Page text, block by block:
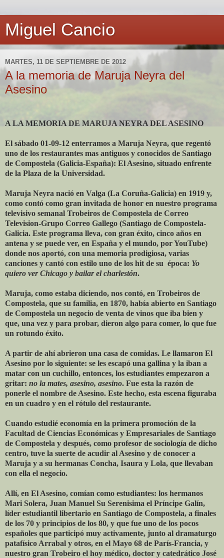
Miguel Cancio
MARTES, 11 DE SEPTIEMBRE DE 2012
A la memoria de Maruja Neyra del
Asesino
A LA MEMORIA DE MARUJA NEYRA DEL ASESINO
El sábado 01-09-12 enterramos a Maruja Neyra, que regentó
uno de los restaurantes mas antiguos y conocidos de Santiago
de Compostela (Galicia-España): El Asesino, situado enfrente
de la Plaza de la Universidad.
Maruja Neyra nació en Valga (La Coruña-Galicia) en 1919 y,
como contó como gran invitada de honor en nuestro programa
televisivo semanal Trobeiros de Compostela de Correo
Television-Grupo Correo Gallego (Santiago de Compostela-
Galicia. Este programa lleva, con gran éxito, cinco años en
antena y se puede ver, en España y el mundo, por YouTube)
donde nos aportó, con una memoria prodigiosa, varias
canciones y cantó con estilo uno de los hit de su época: Yo
quiero ver Chicago y bailar el charlestón.
Maruja, como estaba diciendo, nos contó, en Trobeiros de
Compostela, que su familia, en 1870, había abierto en Santiago
de Compostela un negocio de venta de vinos que iba bien y
que, una vez y para probar, dieron algo para comer, lo que fue
un rotundo éxito.
A partir de ahí abrieron una casa de comidas. Le llamaron El
Asesino por lo siguiente: se les escapó una gallina y la iban a
matar con un cuchillo, entonces, los estudiantes empezaron a
gritar: no la mates, asesino, asesino. Fue esta la razón de
ponerle el nombre de Asesino. Este hecho, esta escena figuraba
en un cuadro y en el rótulo del restaurante.
Cuando estudié economía en la primera promoción de la
Facultad de Ciencias Económicas y Empresariales de Santiago
de Compostela y después, como profesor de sociología de dicho
centro, tuve la suerte de acudir al Asesino y de conocer a
Maruja y a su hermanas Concha, Isaura y Lola, que llevaban
con ella el negocio.
Allí, en El Asesino, comían como estudiantes: los hermanos
Mari Solera, Juan Manuel Su Serenisima el Príncipe Galín,
líder estudiantil libertario en Santiago de Compostela, a finales
de los 70 y principios de los 80, y que fue uno de los pocos
españoles que participó muy activamente, junto al dramaturgo
patafísico Arrabal y otros, en el Mayo 68 de París-Francia, y
nuestro gran Trobeiro el hoy médico, doctor y catedrático José